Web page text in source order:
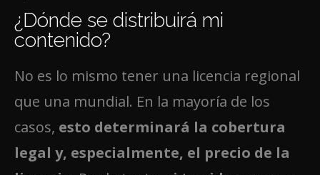
¿Dónde se distribuirá mi
contenido?
No es lo mismo tener una licencia regional
que una mundial. En la mayoría de los
casos, esto determinará la cobertura
legal y, especialmente, el precio de la